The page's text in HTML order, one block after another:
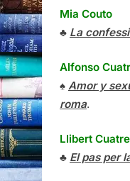
Mia Couto
♣ La
Alfonso
♠ Amor y
roma.
Llibert
♣ El pas per